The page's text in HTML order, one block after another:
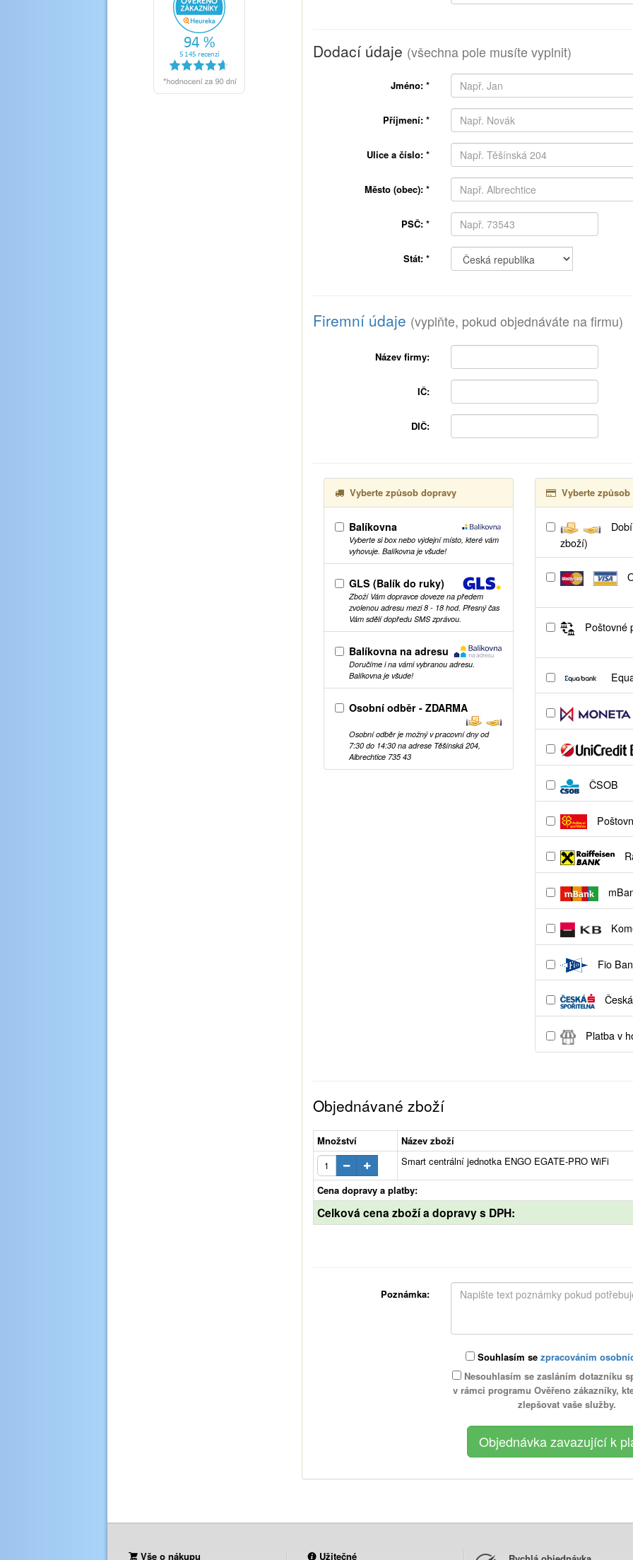
Dodací údaje (všechna pole musíte vyplnit)
Jméno: *
Příjmení: *
Ulice a číslo: *
Město (obec): *
PSČ: *
Stát: *
Firemní údaje (vyplňte, pokud objednáváte na firmu)
Název firmy:
IČ:
DIČ:
Vyberte způsob dopravy
Balíkovna
Vyberte si box nebo výdejní místo, které vám
vyhovuje. Balíkovna je všude!
GLS (Balík do ruky)
Zboží Vám dopravce doveze na předem
zvolenou adresu mezi 8 - 18 hod. Přesný čas
Vám sdělí dopředu SMS zprávou.
Balíkovna na adresu
Doručíme i na vámi vybranou adresu.
Balíkovna je všude!
Osobní odběr - ZDARMA
Osobní odběr je možný v pracovní dny od
7:30 do 14:30 na adrese Těšínská 204,
Albrechtice 735 43
Vyberte
zboží)
Poštovné
ČSOB
Fio
Platba v
Objednávané zboží
Množství
Název zboží
Smart centrální jednotka ENGO EGATE-PRO WiFi
Cena dopravy a platby:
Celková cena zboží a dopravy s DPH:
Poznámka:
Souhlasím se zpracováním
Nesouhlasím se zasláním dotazníku
v rámci programu Ověřeno zákazníky,
zlepšovat vaše služby.
Vše o nákupu Užitečné